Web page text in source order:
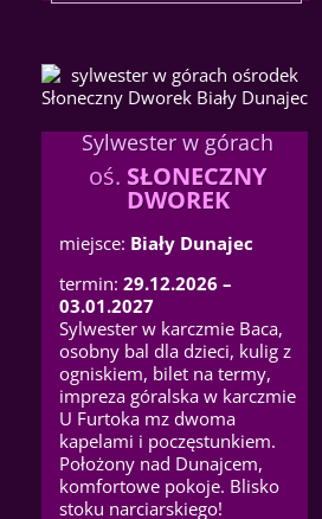
Sylwester w górach
oś. SŁONECZNY
DWOREK
miejsce: Biały Dunajec
termin: 29.12.2026 –
03.01.2027
Sylwester w karczmie Baca,
osobny bal dla dzieci, kulig z
ogniskiem, bilet na termy,
impreza góralska w karczmie
U Furtoka mz dwoma
kapelami i poczęstunkiem.
Położony nad Dunajcem,
komfortowe pokoje. Blisko
stoku narciarskiego!